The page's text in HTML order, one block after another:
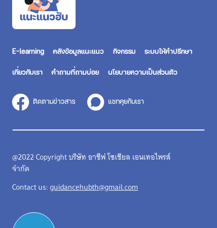
E-learning คลังข้อมูลแนะแนว กิจกรรม ระบบให้คำปรึกษา
เกี่ยวกับเรา คำถามที่ถามบ่อย นโยบายความเป็นส่วนตัว
ติดตามข่าวสาร แชทคุยกับเรา
@2022 Copyright บริษัท อาชีฟ โซเชียล เอนเทอไพรส์
จำกัด
Contact us:guidancehubth@gmail.com